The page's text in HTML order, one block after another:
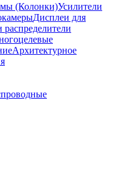
(Колонки)Усилители
Дисплеи для
Архитектурное